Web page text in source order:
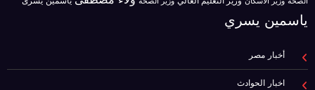
ياسمين يسري
أخبار مصر
اخبار الحوادث